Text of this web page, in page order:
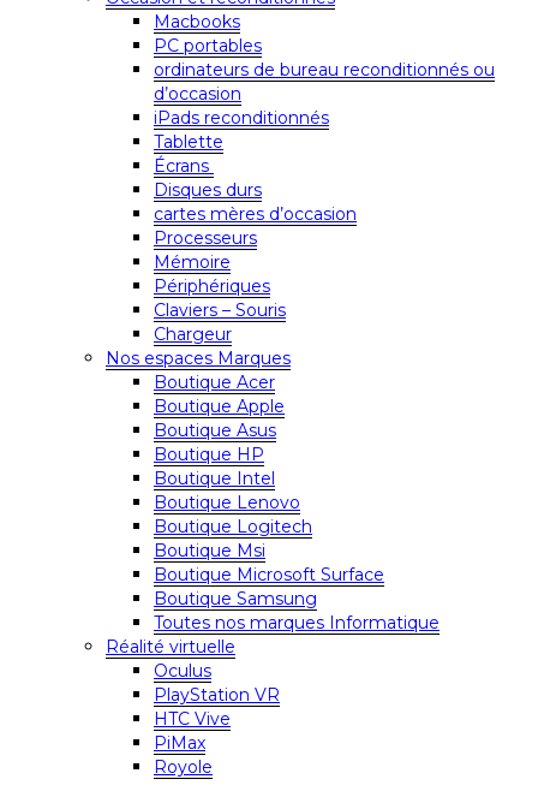
Macbooks
PC portables
ordinateurs de bureau reconditionnés ou
d’occasion
iPads reconditionnés
Tablette
Écrans
Disques durs
cartes mères d’occasion
Processeurs
Mémoire
Périphériques
Claviers – Souris
Chargeur
Nos espaces Marques
Boutique Acer
Boutique Apple
Boutique Asus
Boutique HP
Boutique Intel
Boutique Lenovo
Boutique Logitech
Boutique Msi
Boutique Microsoft Surface
Boutique Samsung
Toutes nos marques Informatique
Réalité virtuelle
Oculus
PlayStation VR
HTC Vive
PiMax
Royole